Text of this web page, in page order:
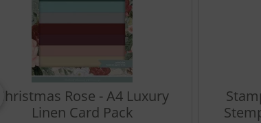
zurück
Christmas Rose - A4 Luxury
Linen Card Pack